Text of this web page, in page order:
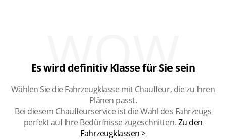
WOW
Es wird definitiv Klasse für Sie sein
Wählen Sie die Fahrzeugklasse mit Chauffeur, die zu Ihren
Plänen passt.
Bei diesem Chauffeurservice ist die Wahl des Fahrzeugs
perfekt auf Ihre Bedürfnisse zugeschnitten.Zu den
Fahrzeugklassen >